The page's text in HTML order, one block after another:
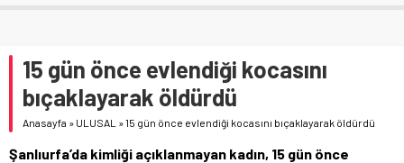
15 gün önce evlendiği kocasını
bıçaklayarak öldürdü
Anasayfa » ULUSAL »15 gün önce evlendiği kocasını bıçaklayarak öldürdü
Şanlıurfa’da kimliği açıklanmayan kadın, 15 gün önce